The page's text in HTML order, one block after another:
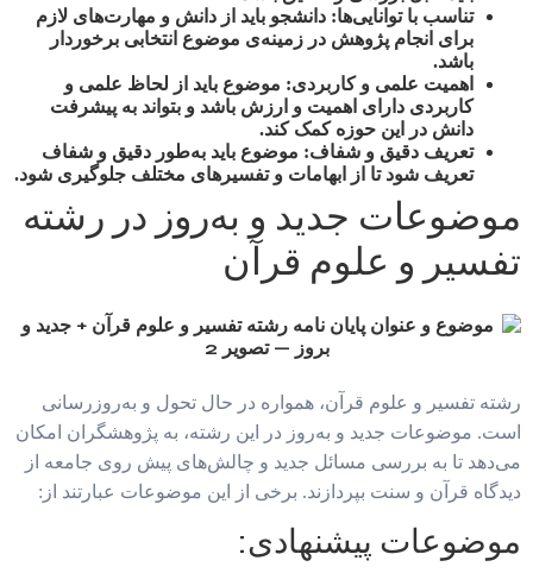
تناسب با توانایی‌ها: دانشجو باید از دانش و مهارت‌های لازم
برای انجام پژوهش در زمینه‌ی موضوع انتخابی برخوردار
باشد.
اهمیت علمی و کاربردی: موضوع باید از لحاظ علمی و
کاربردی دارای اهمیت و ارزش باشد و بتواند به پیشرفت
دانش در این حوزه کمک کند.
تعریف دقیق و شفاف: موضوع باید به‌طور دقیق و شفاف
تعریف شود تا از ابهامات و تفسیرهای مختلف جلوگیری شود.
موضوعات جدید و به‌روز در رشته
تفسیر و علوم قرآن
رشته تفسیر و علوم قرآن، همواره در حال تحول و به‌روزرسانی
است. موضوعات جدید و به‌روز در این رشته، به پژوهشگران امکان
می‌دهد تا به بررسی مسائل جدید و چالش‌های پیش روی جامعه از
دیدگاه قرآن و سنت بپردازند. برخی از این موضوعات عبارتند از:
موضوعات پیشنهادی: